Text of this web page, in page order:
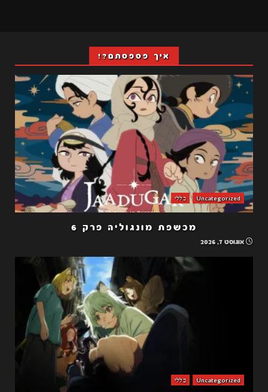
איך פספסתם?!
Uncategorized כללי
מכשפת מונגוליה פרק 6
אוגוסט 7, 2026
Uncategorized כללי